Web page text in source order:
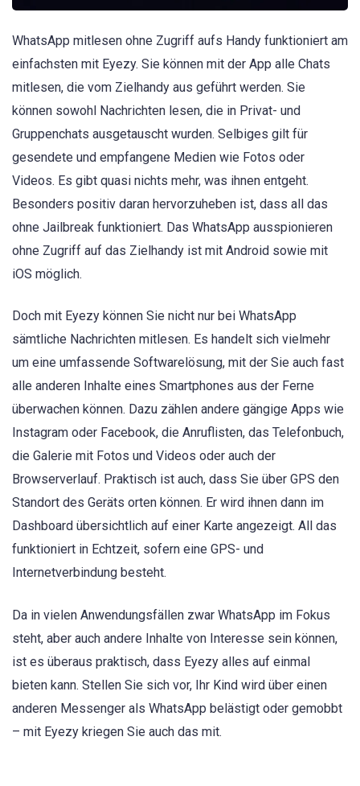
WhatsApp mitlesen ohne Zugriff aufs Handy funktioniert am
einfachsten mit Eyezy. Sie können mit der App alle Chats
mitlesen, die vom Zielhandy aus geführt werden. Sie
können sowohl Nachrichten lesen, die in Privat- und
Gruppenchats ausgetauscht wurden. Selbiges gilt für
gesendete und empfangene Medien wie Fotos oder
Videos. Es gibt quasi nichts mehr, was ihnen entgeht.
Besonders positiv daran hervorzuheben ist, dass all das
ohne Jailbreak funktioniert. Das WhatsApp ausspionieren
ohne Zugriff auf das Zielhandy ist mit Android sowie mit
iOS möglich.
Doch mit Eyezy können Sie nicht nur bei WhatsApp
sämtliche Nachrichten mitlesen. Es handelt sich vielmehr
um eine umfassende Softwarelösung, mit der Sie auch fast
alle anderen Inhalte eines Smartphones aus der Ferne
überwachen können. Dazu zählen andere gängige Apps wie
Instagram oder Facebook, die Anruflisten, das Telefonbuch,
die Galerie mit Fotos und Videos oder auch der
Browserverlauf. Praktisch ist auch, dass Sie über GPS den
Standort des Geräts orten können. Er wird ihnen dann im
Dashboard übersichtlich auf einer Karte angezeigt. All das
funktioniert in Echtzeit, sofern eine GPS- und
Internetverbindung besteht.
Da in vielen Anwendungsfällen zwar WhatsApp im Fokus
steht, aber auch andere Inhalte von Interesse sein können,
ist es überaus praktisch, dass Eyezy alles auf einmal
bieten kann. Stellen Sie sich vor, Ihr Kind wird über einen
anderen Messenger als WhatsApp belästigt oder gemobbt
– mit Eyezy kriegen Sie auch das mit.